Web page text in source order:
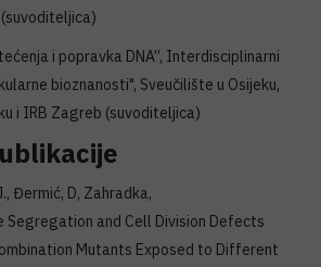
i popravka DNA”, Interdisciplinarni
bioznanosti", Sveučilište u Osijeku,
i IRB Zagreb (suvoditeljica)
Đermić, D, Zahradka,
Segregation and Cell Division Defects
Mutants Exposed to Different